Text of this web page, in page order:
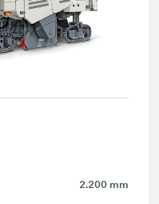
2.200 mm